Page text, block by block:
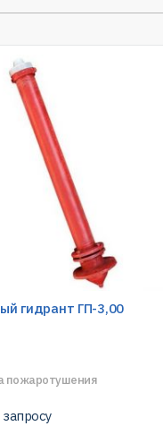
гидрант ГП-3,00
пожаротушения